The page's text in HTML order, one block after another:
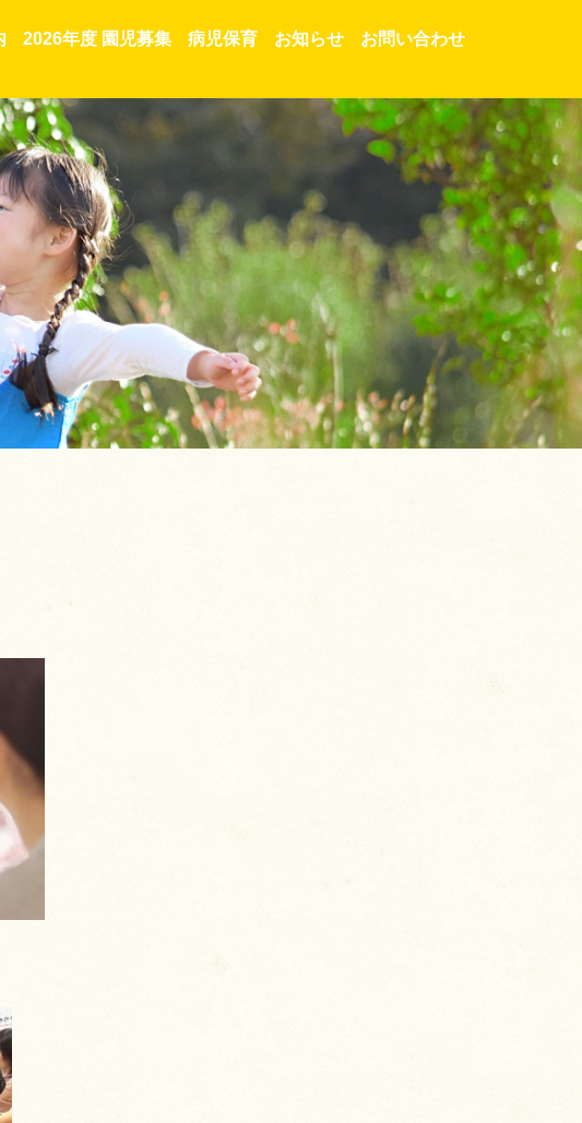
2026年度 園児募集 病児保育 お知らせ お問い合わせ